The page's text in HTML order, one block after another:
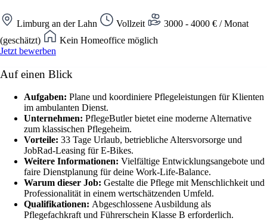
Limburg an der Lahn Vollzeit
3000 - 4000 € / Monat
(geschätzt)
Kein Homeoffice möglich
Jetzt bewerben
Auf einen Blick
Aufgaben: Plane und koordiniere Pflegeleistungen für Klienten
im ambulanten Dienst.
Unternehmen: PflegeButler bietet eine moderne Alternative
zum klassischen Pflegeheim.
Vorteile: 33 Tage Urlaub, betriebliche Altersvorsorge und
JobRad-Leasing für E-Bikes.
Weitere Informationen: Vielfältige Entwicklungsangebote und
faire Dienstplanung für deine Work-Life-Balance.
Warum dieser Job: Gestalte die Pflege mit Menschlichkeit und
Professionalität in einem wertschätzenden Umfeld.
Qualifikationen: Abgeschlossene Ausbildung als
Pflegefachkraft und Führerschein Klasse B erforderlich.